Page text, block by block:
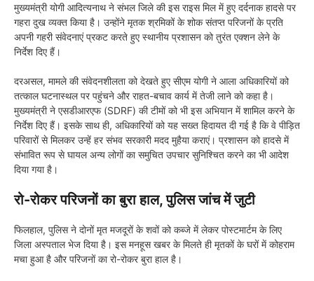
मुख्यमंत्री योगी आदित्यनाथ ने संभल जिले की इस राइस मिल में हुए दर्दनाक हादसे पर
गहरा दुख व्यक्त किया है। उन्होंने मृतक श्रमिकों के शोक संतप्त परिजनों के प्रति
अपनी गहरी संवेदनाएं प्रकट करते हुए स्थानीय प्रशासन को तुरंत एक्शन लेने के
निर्देश दिए हैं।
दरअसल, मामले की संवेदनशीलता को देखते हुए सीएम योगी ने आला अधिकारियों को
तत्काल घटनास्थल पर पहुंचने और राहत-बचाव कार्य में तेजी लाने को कहा है।
मुख्यमंत्री ने एसडीआरएफ (SDRF) की टीमों को भी इस अभियान में शामिल करने के
निर्देश दिए हैं। इसके साथ ही, अधिकारियों को यह सख्त हिदायत दी गई है कि वे पीड़ित
परिवारों से मिलकर उन्हें हर संभव सरकारी मदद मुहैया कराएं। प्रशासन को हादसे में
संभावित रूप से घायल अन्य लोगों का समुचित उपचार सुनिश्चित करने का भी आदेश
दिया गया है।
रो-रोकर परिजनों का बुरा हाल, पुलिस जांच में जुटी
फिलहाल, पुलिस ने दोनों मृत मजदूरों के शवों को कब्जे में लेकर पोस्टमार्टम के लिए
जिला अस्पताल भेज दिया है। इस मनहूस खबर के मिलते ही मृतकों के घरों में कोहराम
मचा हुआ है और परिजनों का रो-रोकर बुरा हाल है।